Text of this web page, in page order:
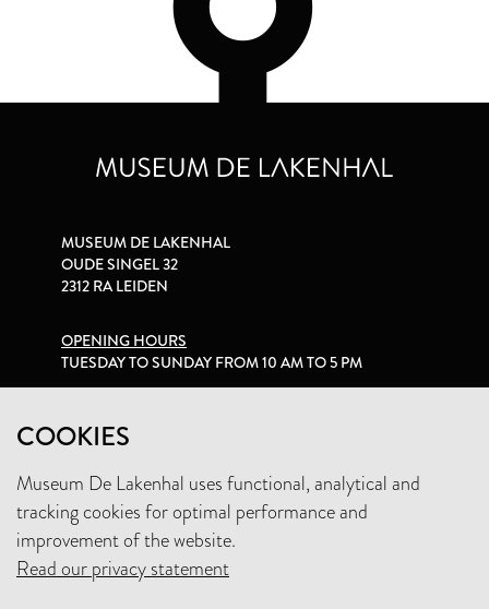
COOKIES
Museum De Lakenhal uses functional, analytical and
tracking cookies for optimal performance and
improvement of the website.
Read our privacy statement
MUSEUM DE LAKENHAL
OUDE SINGEL 32
2312 RA LEIDEN
OPENING HOURS
TUESDAY TO SUNDAY FROM 10 AM TO 5 PM
+31 (0)71 5165360
INFO@LAKENHAL.NL
SUPPORT THE MUSEUM